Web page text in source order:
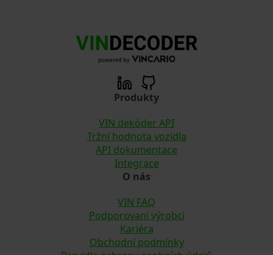
Produkty
VIN dekóder API
Tržní hodnota vozidla
API dokumentace
Integrace
O nás
VIN FAQ
Podporovaní výrobci
Kariéra
Obchodní podmínky